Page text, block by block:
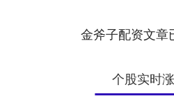
金斧子配资文章
个股实时